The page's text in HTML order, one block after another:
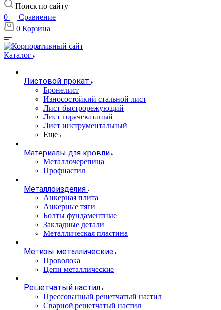
Поиск по сайту
0
Сравнение
0 Корзина
Каталог
Листовой прокат
Бронелист
Износостойкий стальной лист
Лист быстрорежующий
Лист горячекатаный
Лист инструментальный
Еще
Материалы для кровли
Металлочерепица
Профнастил
Металлоизделия
Анкерная плита
Анкерные тяги
Болты фундаментные
Закладные детали
Металлическая пластина
Метизы металлические
Проволока
Цепи металлические
Решетчатый настил
Прессованный решетчатый настил
Сварной решетчатый настил